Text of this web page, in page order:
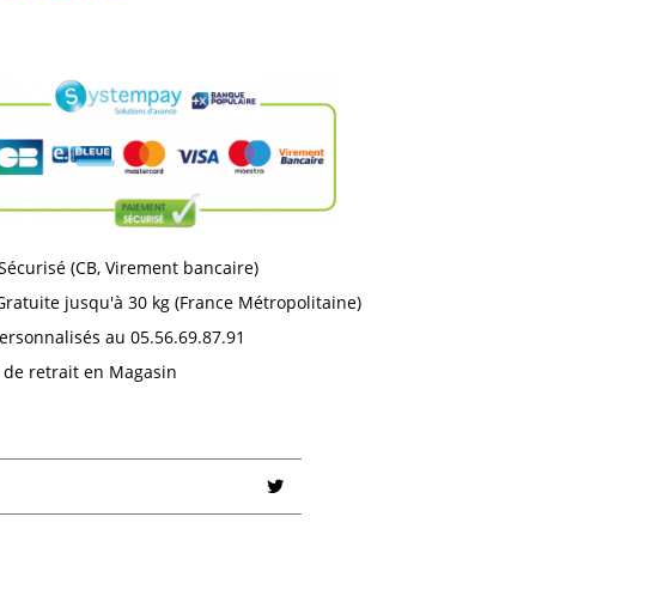
(CB, Virement bancaire)
jusqu'à 30 kg (France Métropolitaine)
au 05.56.69.87.91
retrait en Magasin